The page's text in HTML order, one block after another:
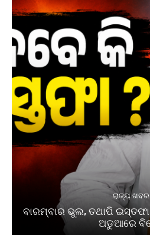
ରାଜ୍ୟ ଖବର
ବାରମ୍ବାର ଭୁଲ, ତଥାପି
ଅଡୁଆରେ